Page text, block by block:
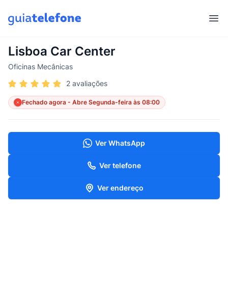
Lisboa Car Center
Oficinas Mecânicas
2 avaliações
Fechado agora - Abre Segunda-feira às 08:00
Ver WhatsApp
Ver telefone
Ver endereço